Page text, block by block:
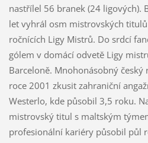
nastřílel 56 branek (24 ligových).
let vyhrál osm mistrovských
ročnících Ligy Mistrů. Do srdcí
gólem v domácí odvetě Ligy
Barceloně. Mnohonásobný český
roce 2001 zkusit zahraniční
Westerlo, kde působil 3,5 roku.
mistrovský titul s maltským
profesionální kariéry působil půl